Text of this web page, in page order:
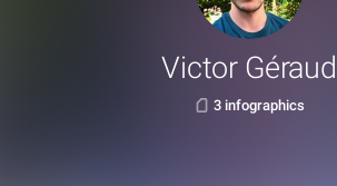
Victor Géraud
3 infographics